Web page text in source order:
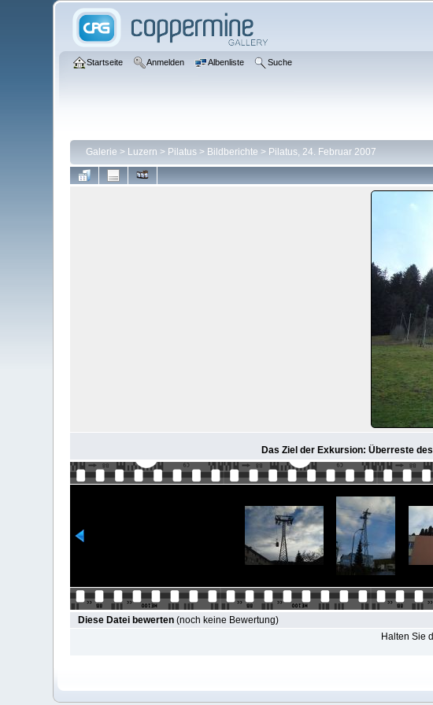
Startseite Anmelden Albenliste Suche
Galerie > Luzern > Pilatus> Bildberichte > Pilatus, 24. Februar 2007
Das Ziel der Exkursion: Überreste
Diese Datei bewerten(noch keine Bewertung)
Halten Sie